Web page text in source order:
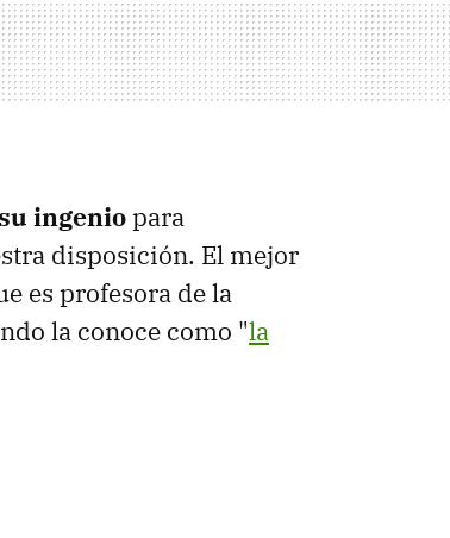
ingeniopara
disposición. El mejor
es profesora de la
la conoce como "la